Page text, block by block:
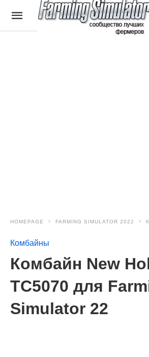
HOMEPAGE FARMING SIMULATOR 2022
Комбайны
Комбайн New
TC5070 для
Simulator 22